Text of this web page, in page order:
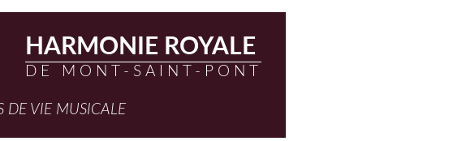
HARMONIE ROYALE
DE MONT-SAINT-PONT
DE VIE MUSICALE